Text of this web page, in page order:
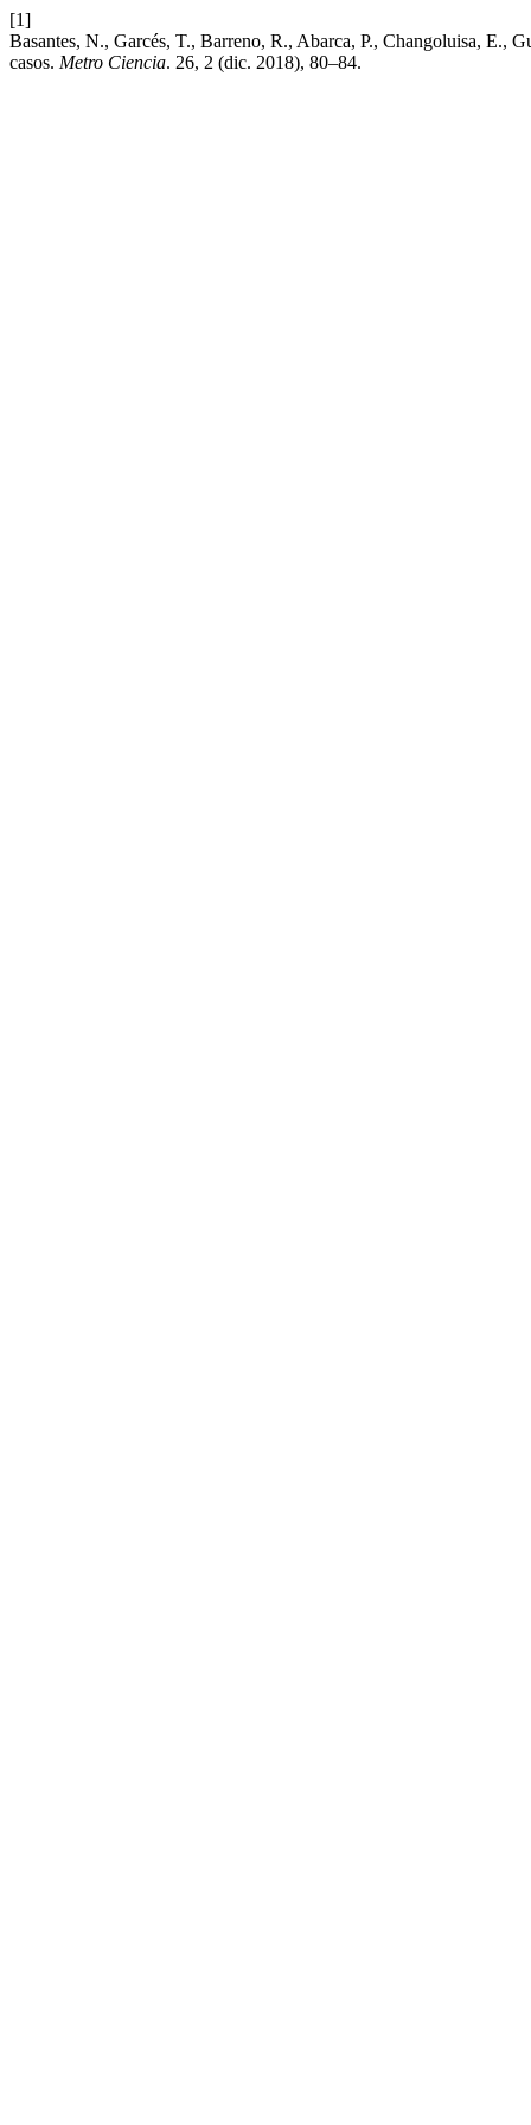
[1]
Basantes, N., Garcés, T., Barreno, R., Abarca, P., Changoluisa, E.,
casos. Metro Ciencia. 26, 2 (dic. 2018), 80–84.